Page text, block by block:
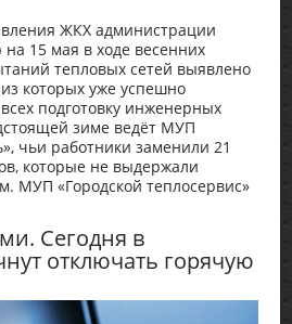
ЖКХ администрации
на 15 мая в ходе весенних
тепловых сетей выявлено
которых уже успешно
подготовку инженерных
зиме ведёт МУП
чьи работники заменили 21
которые не выдержали
МУП «Городской теплосервис»
Сегодня в
отключать горячую